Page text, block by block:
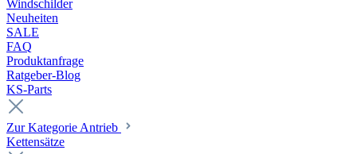
Windschilder
Neuheiten
SALE
FAQ
Produktanfrage
Ratgeber-Blog
KS-Parts
Zur Kategorie Antrieb
Kettensätze